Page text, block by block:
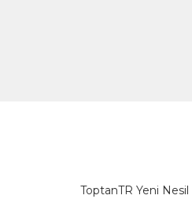
ToptanTR Yeni